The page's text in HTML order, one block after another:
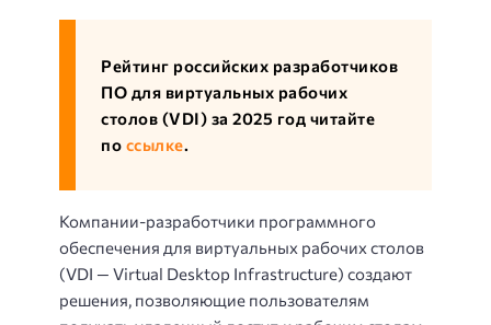
Рейтинг российских разработчиков
ПО для виртуальных рабочих
столов (VDI) за 2025 год читайте
по ссылке.
Компании-разработчики программного
обеспечения для виртуальных рабочих столов
(VDI — Virtual Desktop Infrastructure) создают
решения, позволяющие пользователям